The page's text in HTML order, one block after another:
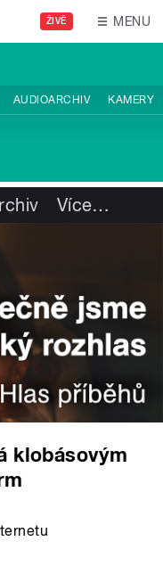
ŽIVĚ MENU
AUDIOARCHIV KAMERY
Více…
klobásovým